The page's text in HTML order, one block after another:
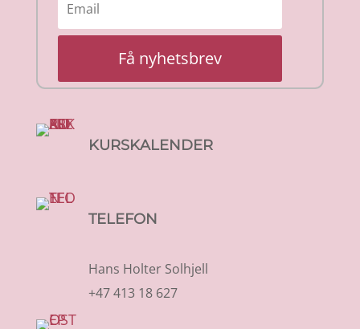
Få nyhetsbrev
KURSKALENDER
TELEFON
Hans Holter Solhjell
+47 413 18 627